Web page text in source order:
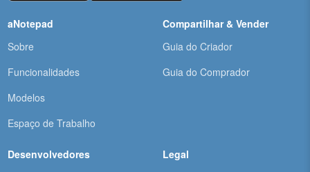
aNotepad
Sobre
Funcionalidades
Modelos
Espaço de Trabalho
Compartilhar & Vender
Guia do Criador
Guia do Comprador
Desenvolvedores
Legal